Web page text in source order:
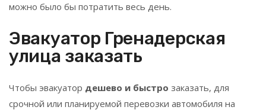
можно было бы потратить весь день.
Эвакуатор Гренадерская
улица заказать
Чтобы эвакуатор дешево и быстро заказать, для
срочной или планируемой перевозки автомобиля на